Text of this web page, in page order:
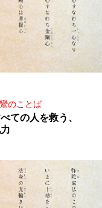
のことば
ての人を救う、